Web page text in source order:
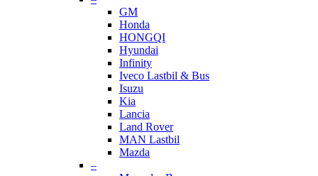
GM
Honda
HONGQI
Hyundai
Infinity
Iveco Lastbil & Bus
Isuzu
Kia
Lancia
Land Rover
MAN Lastbil
Mazda
–